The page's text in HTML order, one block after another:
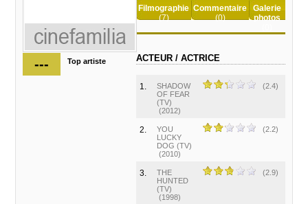
--- Top artiste
Filmographie
(7)
Commentaire
(0)
Galerie
photos
ACTEUR / ACTRICE
1.
SHADOW
OF FEAR
(TV)
(2012)
(2.4)
2.
YOU
LUCKY
DOG (TV)
(2010)
(2.2)
3.
THE
HUNTED
(TV)
(1998)
(2.9)